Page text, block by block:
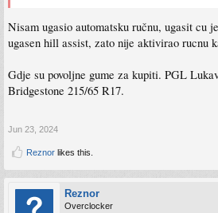
Nisam ugasio automatsku ručnu, ugasit cu
ugasen hill assist, zato nije aktivirao rucnu
Gdje su povoljne gume za kupiti. PGL
Bridgestone 215/65 R17.
Jun 23, 2024
Reznor likes this.
Reznor
Overclocker